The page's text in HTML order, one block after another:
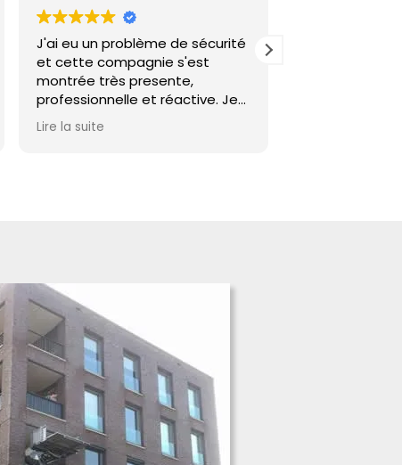
Merci à toute l'équipe qui est
aussi appelée Les porteurs
Parisiens. Merci à leur assistante
qui a été super réactive et
disponible quant à mes
questions concernant
Normandie jusqu'à Paris au 5
eme étage, une montée a
bouts de bras par l'escalier pour
ces 350 kg. Démontage,
remontage, tout c'est bien
passé avec tranquillité, Ils sont
très bien équipés avec les
housses adaptées. De plus un
tarif très raisonnable.
Bonne continuation!
Lire la suite